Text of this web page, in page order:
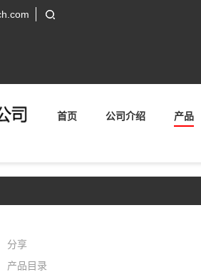
首页 公司介绍 产品
分享
产品目录